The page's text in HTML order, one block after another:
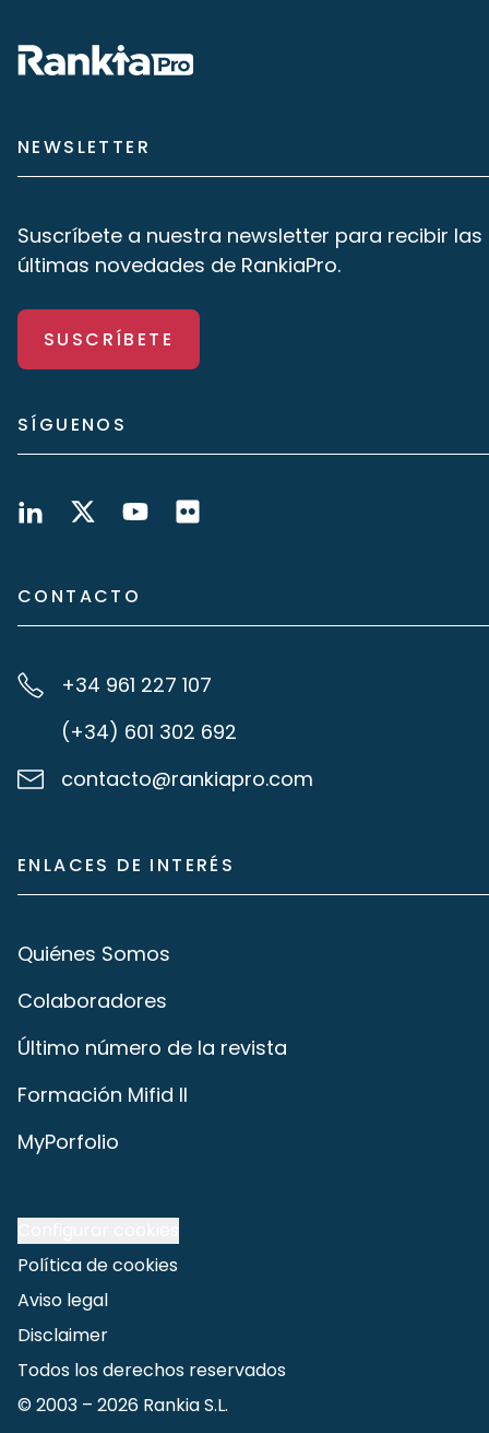
NEWSLETTER
Suscríbete a nuestra newsletter para recibir las
últimas novedades de RankiaPro.
SUSCRÍBETE
SÍGUENOS
CONTACTO
+34 961 227 107
(+34) 601 302 692
contacto@rankiapro.com
ENLACES DE INTERÉS
Quiénes Somos
Colaboradores
Último número de la revista
Formación Mifid II
MyPorfolio
Política de cookies
Aviso legal
Disclaimer
Todos los derechos reservados
© 2003 – 2026 Rankia S.L.